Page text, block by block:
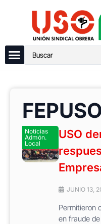
Noticias
Admón.
Local
USO
JUNIO 13,
Permitieron
en fraude